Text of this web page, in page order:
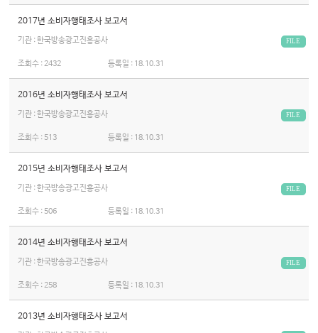
2017년 소비자행태조사 보고서
기관 : 한국방송광고진흥공사 FILE
조회수 :2432 등록일 : 18.10.31
2016년 소비자행태조사 보고서
기관 : 한국방송광고진흥공사 FILE
조회수 : 513 등록일 : 18.10.31
2015년 소비자행태조사 보고서
기관 : 한국방송광고진흥공사 FILE
조회수 : 506 등록일 : 18.10.31
2014년 소비자행태조사 보고서
기관 : 한국방송광고진흥공사 FILE
조회수 :258 등록일 : 18.10.31
2013년 소비자행태조사 보고서